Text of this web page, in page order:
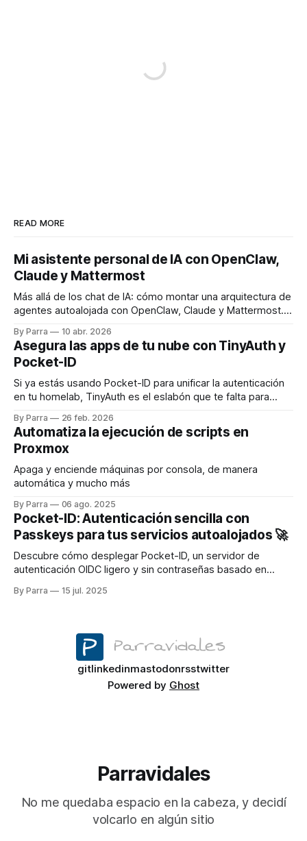
READ MORE
Mi asistente personal de IA con OpenClaw,
Claude y Mattermost
Más allá de los chat de IA: cómo montar una arquitectura de
agentes autoalojada con OpenClaw, Claude y Mattermost.
mediante canales temáticos, logrando automatización real
con contexto persistente.
By Parra 10 abr. 2026
Asegura las apps de tu nube con TinyAuth y
Pocket-ID
Si ya estás usando Pocket-ID para unificar la autenticación
en tu homelab, TinyAuth es el eslabón que te falta para
Passkeys, sin tener que pelearte con configuraciones
avanzadas de OIDC.
By Parra 26 feb. 2026
Automatiza la ejecución de scripts en
Proxmox
Apaga y enciende máquinas por consola, de manera
automática y mucho más
By Parra 06 ago. 2025
Pocket-ID: Autenticación sencilla con
Passkeys para tus servicios autoalojados 🚀
Descubre cómo desplegar Pocket-ID, un servidor de
autenticación OIDC ligero y sin contraseñas basado en
autoalojados. Olvídate de las contraseñas para siempre con
By Parra 15 jul. 2025
gitlinkedinmastodonrsstwitter
Powered by Ghost
Parravidales
No me quedaba espacio en la cabeza, y decidí
volcarlo en algún sitio